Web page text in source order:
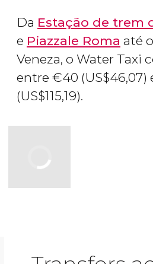
Da Estação de trem
e Piazzale Roma até
Veneza, o Water Taxi
entre €40 (US$46,07)
(US$115,19).